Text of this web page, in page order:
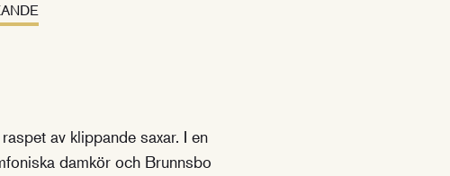
av klippande saxar. I en
damkör och Brunnsbo